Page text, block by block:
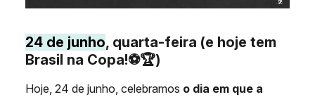
24 de junho, quarta-feira (e hoje tem
Brasil na Copa!⚽🏆)
Hoje, 24 de junho, celebramos o dia em que a